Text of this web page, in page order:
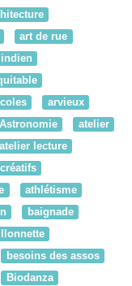
art de rue
arvieux
Astronomie
atelier
atelier lecture
athlétisme
baignade
besoins des assos
Biodanza